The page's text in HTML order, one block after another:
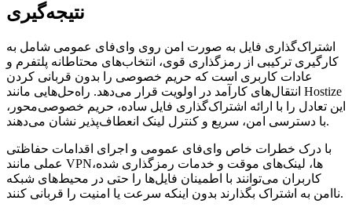
نتیجه‌گیری
اشتراک‌گذاری فایل به صورت امن روی وای‌فای عمومی شامل به
کارگیری ترکیبی از رمزگذاری قوی، انتخاب‌های محتاطانه پلتفرم و
عادات کاربری است که حریم خصوصی را بدون قربانی کردن
انتقال‌های کارآمد در اولویت قرار می‌دهد. راه‌حل‌هایی مانند Hostize
این تعادل را با ارائه اشتراک‌گذاری فایل ساده، حریم خصوصی‌محور،
با دسترسی امن، سریع و کنترل لینک انعطاف‌پذیر نشان می‌دهند.
با درک خطرات خاص وای‌فای عمومی و اجرای اقدامات حفاظتی
عملی مانند VPNها، لینک‌های موقت و خدمات رمزگذاری شده،
کاربران می‌توانند با اطمینان فایل‌ها را حتی در محیط‌های شبکه
ناامن به اشتراک بگذارند بدون اینکه سرعت یا امنیت را قربانی کنند.